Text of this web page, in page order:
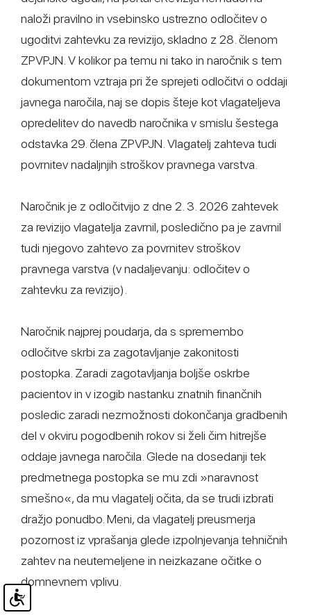
naloži pravilno in vsebinsko ustrezno odločitev o
ugoditvi zahtevku za revizijo, skladno z 28. členom
ZPVPJN. V kolikor pa temu ni tako in naročnik s tem
dokumentom vztraja pri že sprejeti odločitvi o oddaji
javnega naročila, naj se dopis šteje kot vlagateljeva
opredelitev do navedb naročnika v smislu šestega
odstavka 29. člena ZPVPJN. Vlagatelj zahteva tudi
povrnitev nadaljnjih stroškov pravnega varstva.
Naročnik je z odločitvijo z dne 2. 3. 2026 zahtevek
za revizijo vlagatelja zavrnil, posledično pa je zavrnil
tudi njegovo zahtevo za povrnitev stroškov
pravnega varstva (v nadaljevanju: odločitev o
zahtevku za revizijo).
Naročnik najprej poudarja, da s spremembo
odločitve skrbi za zagotavljanje zakonitosti
postopka. Zaradi zagotavljanja boljše oskrbe
pacientov in v izogib nastanku znatnih finančnih
posledic zaradi nezmožnosti dokončanja gradbenih
del v okviru pogodbenih rokov si želi čim hitrejše
oddaje javnega naročila. Glede na dosedanji tek
predmetnega postopka se mu zdi »naravnost
smešno«, da mu vlagatelj očita, da se trudi izbrati
dražjo ponudbo. Meni, da vlagatelj preusmerja
pozornost iz vprašanja glede izpolnjevanja tehničnih
zahtev na neutemeljene in neizkazane očitke o
domnevnem vplivu.